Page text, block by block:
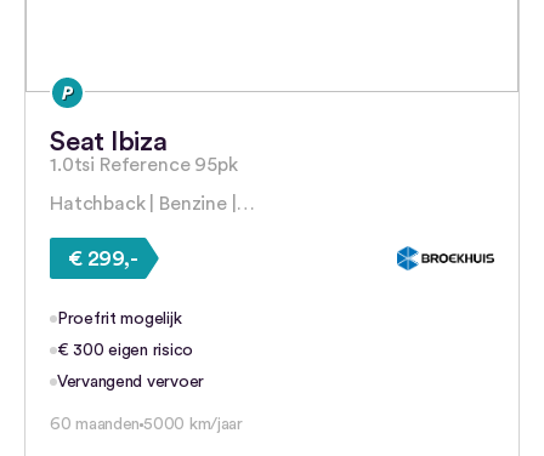
Seat Ibiza
1.0tsi Reference 95pk
Hatchback | Benzine |…
€ 299,-
Proefrit mogelijk
€ 300 eigen risico
Vervangend vervoer
60 maanden 5000 km/jaar